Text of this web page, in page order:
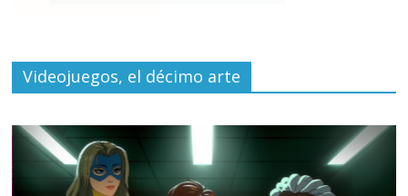
Videojuegos, el décimo arte